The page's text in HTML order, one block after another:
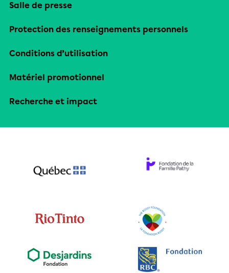
Salle de presse
Protection des renseignements personnels
Conditions d’utilisation
Matériel promotionnel
Recherche et impact